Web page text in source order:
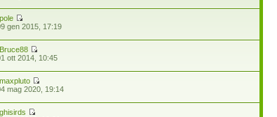
pole
gen 2015, 17:19
Bruce88
ott 2014, 10:45
maxpluto
mag 2020, 19:14
ghisirds